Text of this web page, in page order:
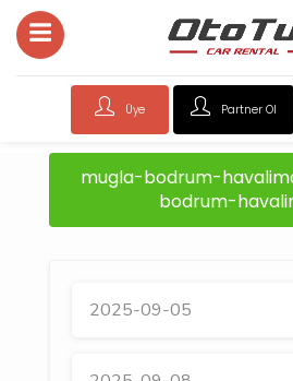
Üye Partner Ol
mugla-bodrum-
bodrum-